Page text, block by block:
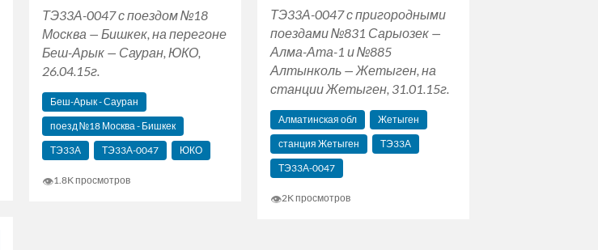
ТЭ33А-0047 с поездом №18
Москва — Бишкек, на перегоне
Беш-Арык — Сауран, ЮКО,
26.04.15г.
Беш-Арык - Сауран
поезд №18 Москва - Бишкек
ТЭ33А
ТЭ33А-0047 ЮКО
👁1.8K просмотров
ТЭ33А-0047 с пригородными
поездами №831 Сарыозек —
Алма-Ата-1 и №885
Алтынколь — Жетыген, на
станции Жетыген, 31.01.15г.
Алматинская обл
Жетыген
станция Жетыген
ТЭ33А
ТЭ33А-0047
👁2K просмотров